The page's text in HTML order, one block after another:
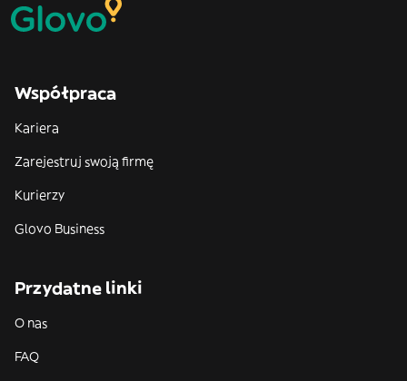
Współpraca
Kariera
Zarejestruj swoją firmę
Kurierzy
Glovo Business
Przydatne linki
O nas
FAQ